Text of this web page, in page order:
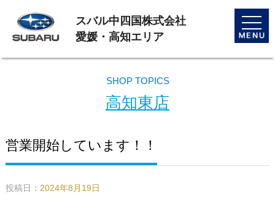
toggle
スバル中四国株式会社
愛媛・高知エリア
SHOP TOPICS
高知東店
営業開始しています！！
投稿日： 2024年8月19日